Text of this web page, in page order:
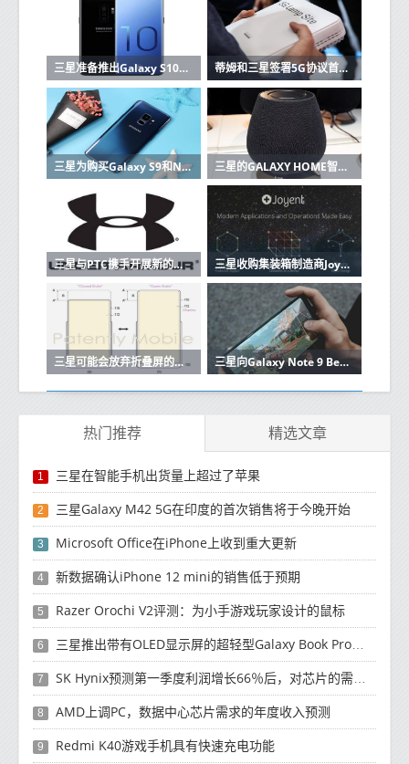
三星准备推出Galaxy S10这里有功能和价格 蒂姆和三星签署5G协议首批设备已在2019年
三星为购买Galaxy S9和Note 9的用户提供高达200欧元的报销 三星的GALAXY HOME智能音箱在UNPACKED 2019上没有亮相
三星与PTC携手开展新的物联网计划 三星收购集装箱制造商Joyent将建立自己的云
三星可能会放弃折叠屏的移动体验 三星向Galaxy Note 9 Beta测试仪推出稳定的Android 10更新
热门推荐 精选文章
1 三星在智能手机出货量上超过了苹果
2 三星Galaxy M42 5G在印度的首次销售将于今晚开始
3 Microsoft Office在iPhone上收到重大更新
4 新数据确认iPhone 12 mini的销售低于预期
5 Razer Orochi V2评测：为小手游戏玩家设计的鼠标
6 三星推出带有OLED显示屏的超轻型Galaxy Book Pro和Galaxy Book Pro 360笔记本电脑
7 SK Hynix预测第一季度利润增长66％后，对芯片的需求将增强
8 AMD上调PC，数据中心芯片需求的年度收入预测
9 Redmi K40游戏手机具有快速充电功能